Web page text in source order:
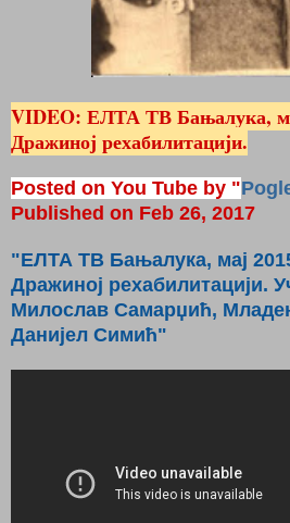
VIDEO: ЕЛТА ТВ Бањалука,
Дражиној рехабилитацији.
Posted on You Tube by "
Published on Feb 26, 2017
"ЕЛТА ТВ Бањалука, мај
Дражиној рехабилитацији.
Милослав Самарџић,
Данијел Симић"